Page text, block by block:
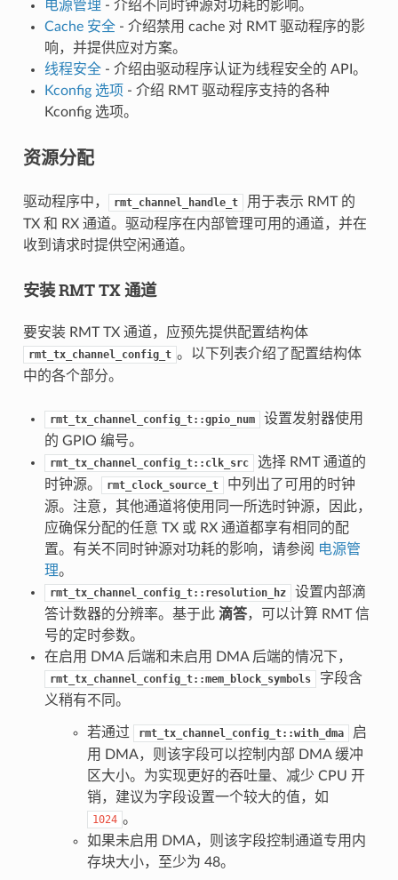
电源管理 - 介绍不同时钟源对功耗的影响。
Cache 安全- 介绍禁用 cache 对 RMT 驱动程序的影
响，并提供应对方案。
线程安全- 介绍由驱动程序认证为线程安全的 API。
Kconfig 选项 - 介绍 RMT 驱动程序支持的各种
Kconfig 选项。
资源分配
驱动程序中， rmt_channel_handle_t
用于表示 RMT 的
TX 和 RX 通道。驱动程序在内部管理可用的通道，并在
收到请求时提供空闲通道。
安装 RMT TX 通道
要安装 RMT TX 通道，应预先提供配置结构体
rmt_tx_channel_config_t 。以下列表介绍了配置结构体
中的各个部分。
rmt_tx_channel_config_t::gpio_num
设置发射器使用
的 GPIO 编号。
rmt_tx_channel_config_t::clk_src
选择 RMT 通道的
时钟源。
rmt_clock_source_t
中列出了可用的时钟
源。注意，其他通道将使用同一所选时钟源，因此，
应确保分配的任意 TX 或 RX 通道都享有相同的配
置。有关不同时钟源对功耗的影响，请参阅 电源管
理。
rmt_tx_channel_config_t::resolution_hz
设置内部滴
答计数器的分辨率。基于此 滴答，可以计算 RMT 信
号的定时参数。
在启用 DMA 后端和未启用 DMA 后端的情况下，
rmt_tx_channel_config_t::mem_block_symbols
字段含
义稍有不同。
若通过 rmt_tx_channel_config_t::with_dma
启
用 DMA，则该字段可以控制内部 DMA 缓冲
区大小。为实现更好的吞吐量、减少 CPU 开
销，建议为字段设置一个较大的值，如
1024 。
如果未启用 DMA，则该字段控制通道专用内
存块大小，至少为 48。